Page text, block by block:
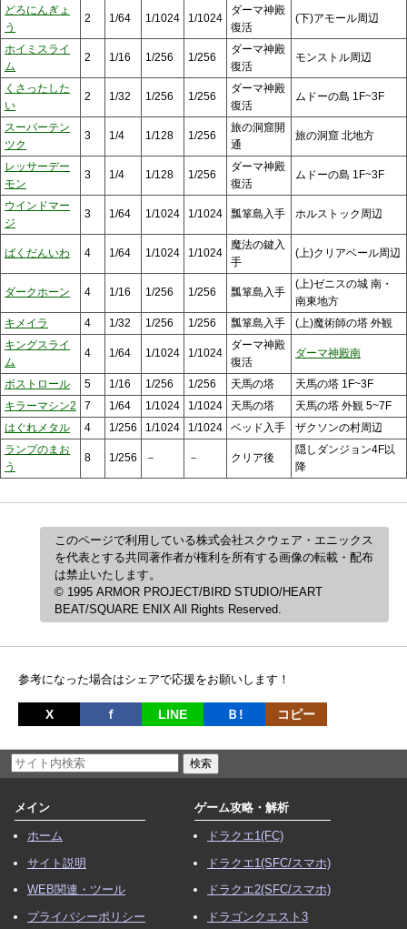
どろにんぎょ
う
2 1/64 1/1024 1/1024
ダーマ神殿
復活
(下)アモール周辺
ホイミスライ
ム
2 1/16 1/256 1/256
ダーマ神殿
復活
モンストル周辺
くさったした
い
2 1/32 1/256 1/256
ダーマ神殿
復活
ムドーの島 1F~3F
スーパーテン
ツク
3 1/4 1/128 1/256
旅の洞窟開
通
旅の洞窟 北地方
レッサーデー
モン
3 1/4 1/128 1/256
ダーマ神殿
復活
ムドーの島 1F~3F
ウインドマー
ジ
3 1/64 1/1024 1/1024 瓢箪島入手 ホルストック周辺
ばくだんいわ 4 1/64 1/1024 1/1024
魔法の鍵入
手
(上)クリアベール周辺
ダークホーン 4 1/16 1/256 1/256 瓢箪島入手
(上)ゼニスの城 南・
南東地方
キメイラ
4 1/32 1/256 1/256 瓢箪島入手
(上)魔術師の塔 外観
キングスライ
ム
4 1/64 1/1024 1/1024
ダーマ神殿
復活
ダーマ神殿南
ボストロール 5 1/16 1/256 1/256 天馬の塔
天馬の塔 1F~3F
キラーマシン2
7 1/64 1/1024 1/1024 天馬の塔
天馬の塔 外観 5~7F
はぐれメタル
4 1/256 1/1024 1/1024 ベッド入手
ザクソンの村周辺
ランプのまお
う
8 1/256 － － クリア後
隠しダンジョン4F以
降
このページで利用している株式会社スクウェア・エニックス
を代表とする共同著作者が権利を所有する画像の転載・配布
は禁止いたします。
© 1995 ARMOR PROJECT/BIRD STUDIO/HEART
BEAT/SQUARE ENIX All Rights Reserved.
参考になった場合はシェアで応援をお願いします！
X ｆ LINE Ｂ! コピー
メイン
ホーム
サイト説明
WEB関連・ツール
プライバシーポリシー
ゲーム攻略・解析
ドラクエ1(FC)
ドラクエ1(SFC/スマホ)
ドラクエ2(SFC/スマホ)
ドラゴンクエスト3